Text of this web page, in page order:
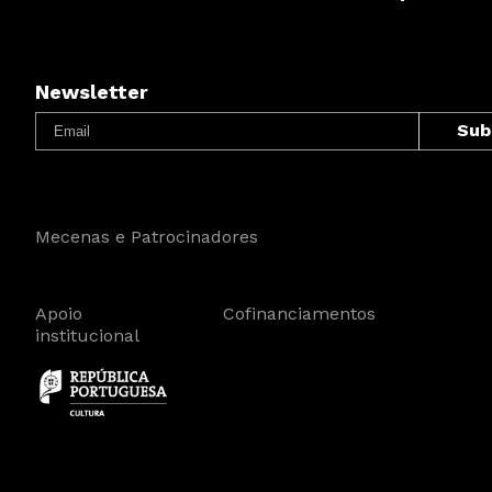
Newsletter
Mecenas e Patrocinadores
Apoio
institucional
Cofinanciamentos